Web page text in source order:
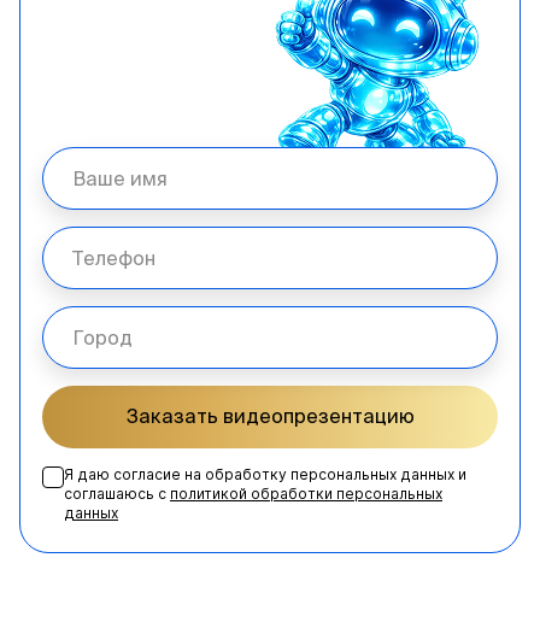
Заказать видеопрезентацию
Я даю согласие на обработку персональных данных и
соглашаюсь с политикой обработки персональных
данных